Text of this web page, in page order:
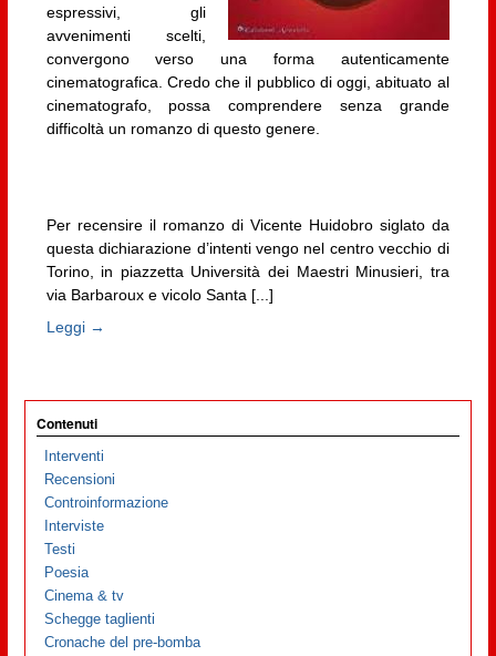
espressivi, gli
avvenimenti scelti,
convergono verso una forma autenticamente
cinematografica. Credo che il pubblico di oggi, abituato al
cinematografo, possa comprendere senza grande
difficoltà un romanzo di questo genere.
Per recensire il romanzo di Vicente Huidobro siglato da
questa dichiarazione d’intenti vengo nel centro vecchio di
Torino, in piazzetta Università dei Maestri Minusieri, tra
via Barbaroux e vicolo Santa [...]
Leggi →
Contenuti
Interventi
Recensioni
Controinformazione
Interviste
Testi
Poesia
Cinema & tv
Schegge taglienti
Cronache del pre-bomba